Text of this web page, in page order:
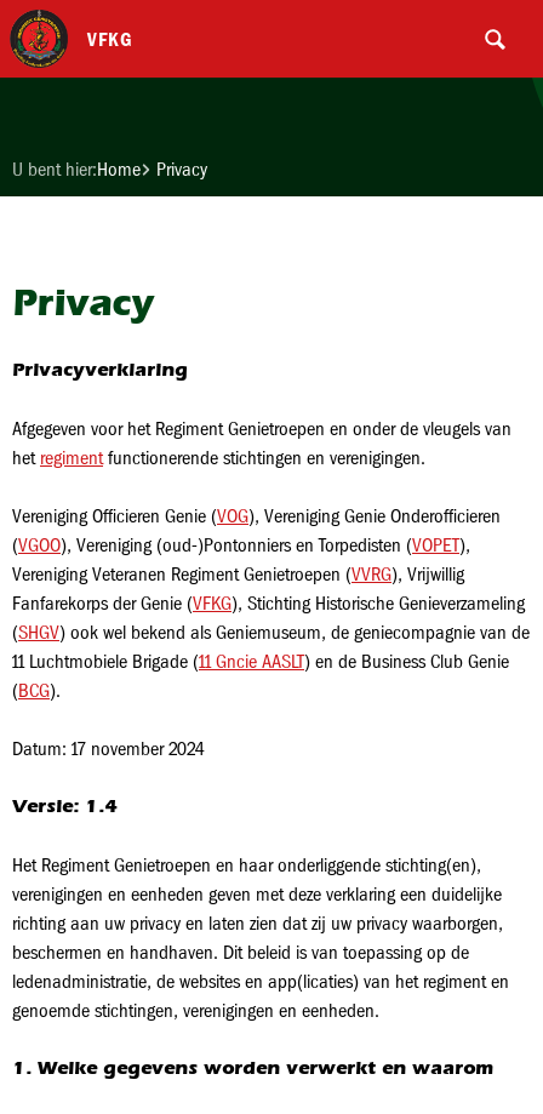
VFKG
U bent hier:Home Privacy
Privacy
Privacyverklaring
Afgegeven voor het Regiment Genietroepen en onder de vleugels van
het regimentfunctionerende stichtingen en verenigingen.
Vereniging Officieren Genie (VOG), Vereniging Genie Onderofficieren
(VGOO), Vereniging (oud-)Pontonniers en Torpedisten (VOPET),
Vereniging Veteranen Regiment Genietroepen (VVRG), Vrijwillig
Fanfarekorps der Genie (VFKG), Stichting Historische Genieverzameling
(SHGV) ook wel bekend als Geniemuseum, de geniecompagnie van de
11 Luchtmobiele Brigade (11 Gncie AASLT) en de Business Club Genie
(BCG).
Datum: 17 november 2024
Versie: 1.4
Het Regiment Genietroepen en haar onderliggende stichting(en),
verenigingen en eenheden geven met deze verklaring een duidelijke
richting aan uw privacy en laten zien dat zij uw privacy waarborgen,
beschermen en handhaven. Dit beleid is van toepassing op de
ledenadministratie, de websites en app(licaties) van het regiment en
genoemde stichtingen, verenigingen en eenheden.
1. Welke gegevens worden verwerkt en waarom